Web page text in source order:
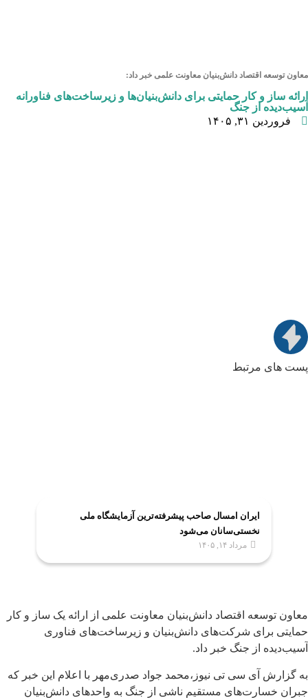
معاون توسعه اقتصاد دانش‌بنیان معاونت علمی خبر داد:
ارائه ساز و کار حمایتی برای دانش‌بنیان‌ها و زیرساخت‌های فناورانه
آسیب‌دیده از جنگ
فروردین ۳۱, ۱۴۰۵
پست های مرتبط
ایران امسال صاحب پیشرفته‌ترین آزمایشگاه ملی
نخستی‌سانان می‌شود
مرداد ۱۴, ۱۴۰۵
معاون توسعه اقتصاد دانش‌بنیان معاونت علمی از ارائه یک ساز و کار
حمایتی برای شرکت‌های دانش‌بنیان و زیرساخت‌های فناوری
آسیب‌دیده از جنگ خبر داد.
به گزارش آی سی تی نیوز،محمد جواد صدری‌‍‌مهر با اعلام این خبر که
جبران خسارت‌های مستقیم ناشی از جنگ به واحدهای دانش‌بنیان